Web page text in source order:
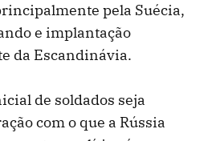
pela Suécia,
e implantação
da Escandinávia.
de soldados seja
com o que a Rússia